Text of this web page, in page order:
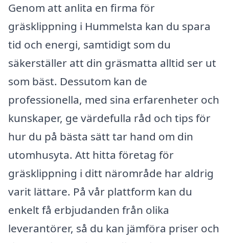
Genom att anlita en firma för
gräsklippning i Hummelsta kan du spara
tid och energi, samtidigt som du
säkerställer att din gräsmatta alltid ser ut
som bäst. Dessutom kan de
professionella, med sina erfarenheter och
kunskaper, ge värdefulla råd och tips för
hur du på bästa sätt tar hand om din
utomhusyta. Att hitta företag för
gräsklippning i ditt närområde har aldrig
varit lättare. På vår plattform kan du
enkelt få erbjudanden från olika
leverantörer, så du kan jämföra priser och